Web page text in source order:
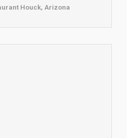
Houck, Arizona